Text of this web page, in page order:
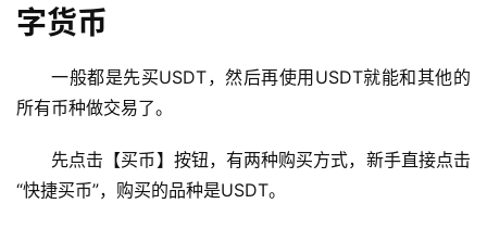
字货币
一般都是先买USDT，然后再使用USDT就能和其他的
所有币种做交易了。
先点击【买币】按钮，有两种购买方式，新手直接点击
“快捷买币”，购买的品种是USDT。